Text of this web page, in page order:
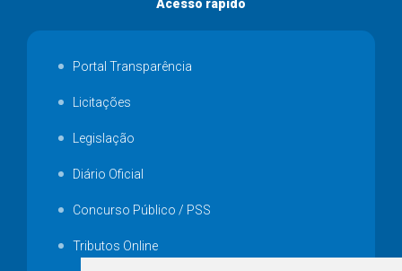
Acesso rápido
Portal Transparência
Licitações
Legislação
Diário Oficial
Concurso Público / PSS
Tributos Online